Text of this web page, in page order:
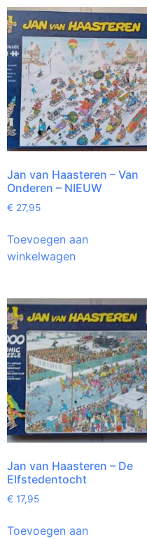
Jan van Haasteren – Van
Onderen – NIEUW
€ 27,95
Toevoegen aan
winkelwagen
Jan van Haasteren – De
Elfstedentocht
€ 17,95
Toevoegen aan